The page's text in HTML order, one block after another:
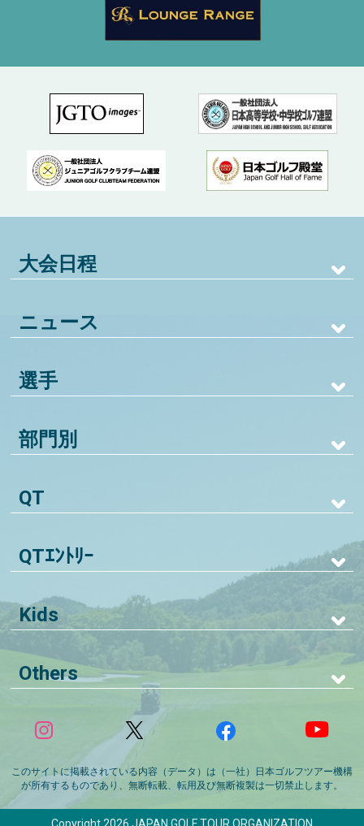
大会日程
ニュース
選手
部門別
QT
QTｴﾝﾄﾘｰ
Kids
Others
このサイトに掲載されている内容（データ）は（一社）日本ゴルフツアー機構
が所有するものであり、無断転載、転用及び無断複製は一切禁止します。